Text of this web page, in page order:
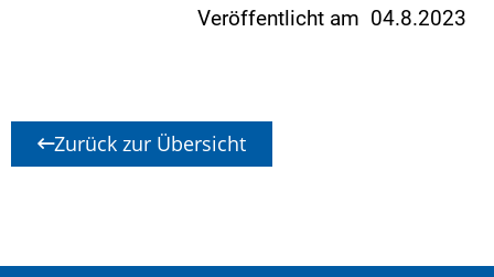
Veröffentlicht am 04.8.2023
Zurück zur Übersicht